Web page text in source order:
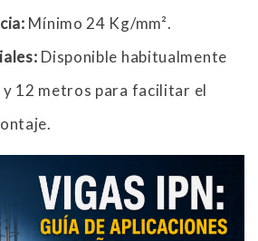
Mínimo 24 Kg/mm².
Disponible habitualmente
y 12 metros para facilitar el